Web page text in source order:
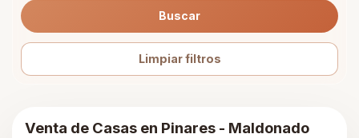
Buscar
Limpiar filtros
Venta de Casas en Pinares - Maldonado